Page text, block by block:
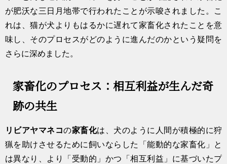
が肥沃な三日月地帯で行われたことが示唆されました。こ
れは、猫が犬よりもはるかに遅れて家畜化されたことを意
味し、そのプロセスがどのように進んだのかという疑問を
さらに深めました。
家畜化のプロセス：相互利益が生んだ奇
跡の共生
リビアヤマネコの家畜化は、犬のように人間が積極的に狩
猟を助けさせるために飼いならした「能動的な家畜化」と
は異なり、より「受動的」かつ「相互利益」に基づいたプ